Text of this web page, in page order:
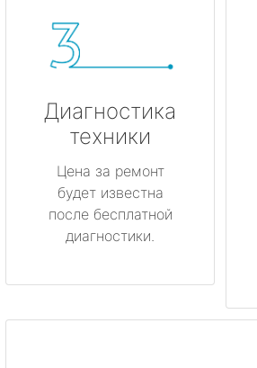
Диагностика
техники
Цена за ремонт
будет известна
после бесплатной
диагностики.